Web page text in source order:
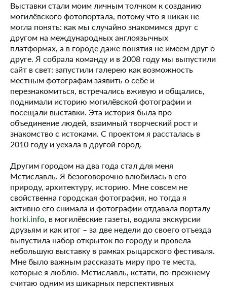
Выставки стали моим личным толчком к созданию
могилёвского фотопортала, потому что я никак не
могла понять: как мы случайно знакомимся друг с
другом на международных англоязычных
платформах, а в городе даже понятия не имеем друг о
друге. Я собрала команду и в 2008 году мы выпустили
сайт в свет: запустили галерею как возможность
местным фотографам заявить о себе и
перезнакомиться, встречались вживую и общались,
поднимали историю могилёвской фотографии и
посещали выставки. Эта история была про
объединение людей, взаимный творческий рост и
знакомство с истоками. С проектом я рассталась в
2010 году и уехала в другой город.
Другим городом на два года стал для меня
Мстиславль. Я безоговорочно влюбилась в его
природу, архитектуру, историю. Мне совсем не
свойственна городская фотография, но тогда я
активно его снимала и фотографии отдавала порталу
horki.info, в могилёвские газеты, водила экскурсии
друзьям и как итог – за две недели до своего отъезда
выпустила набор открыток по городу и провела
небольшую выставку в рамках рыцарского фестиваля.
Мне было важным рассказать миру про те места,
которые я люблю. Мстиславль, кстати, по-прежнему
считаю одним из шикарных перспективных